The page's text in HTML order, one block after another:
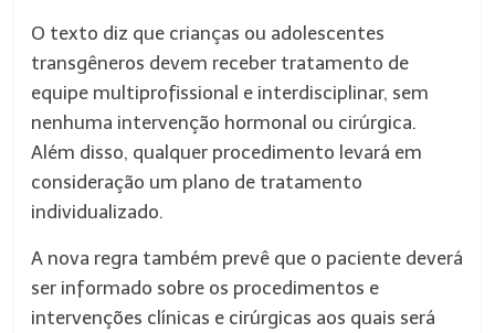
O texto diz que crianças ou adolescentes
transgêneros devem receber tratamento de
equipe multiprofissional e interdisciplinar, sem
nenhuma intervenção hormonal ou cirúrgica.
Além disso, qualquer procedimento levará em
consideração um plano de tratamento
individualizado.
A nova regra também prevê que o paciente deverá
ser informado sobre os procedimentos e
intervenções clínicas e cirúrgicas aos quais será